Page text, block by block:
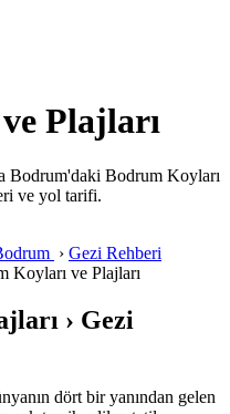
Plajları
Bodrum'daki Bodrum Koyları
ve yol tarifi.
› Gezi Rehberi
Koyları ve Plajları
› Gezi
dört bir yanından gelen